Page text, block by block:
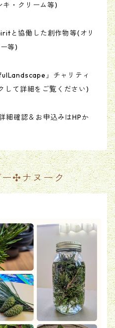
キ・クリーム等)
と協働した創作物等(オリ
等)
」チャリティ
して詳細をご覧ください)
細確認＆お申込みはHPか
✣ナヌーク